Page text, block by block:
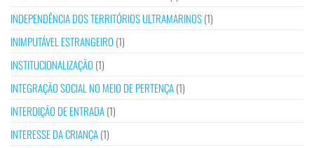
INDEPENDÊNCIA DOS TERRITÓRIOS ULTRAMARINOS(1)
INIMPUTÁVEL ESTRANGEIRO (1)
INSTITUCIONALIZAÇÃO (1)
INTEGRAÇÃO SOCIAL NO MEIO DE PERTENÇA(1)
INTERDIÇÃO DE ENTRADA(1)
INTERESSE DA CRIANÇA(1)